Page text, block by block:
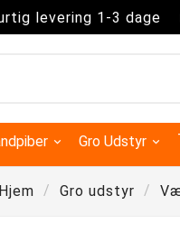
levering 1-3 dage
Gro Udstyr
Hjem Gro udstyr